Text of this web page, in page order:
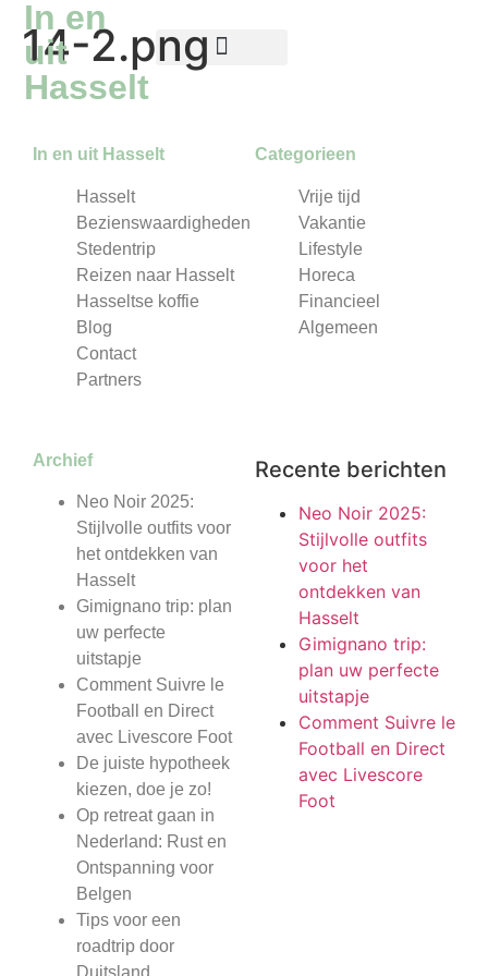
In en
uit
Hasselt
14-2.png
In en uit Hasselt
Hasselt
Bezienswaardigheden
Stedentrip
Reizen naar Hasselt
Hasseltse koffie
Blog
Contact
Partners
Categorieen
Vrije tijd
Vakantie
Lifestyle
Horeca
Financieel
Algemeen
Archief
Neo Noir 2025:
Stijlvolle outfits voor
het ontdekken van
Hasselt
Gimignano trip: plan
uw perfecte
uitstapje
Comment Suivre le
Football en Direct
avec Livescore Foot
De juiste hypotheek
kiezen, doe je zo!
Op retreat gaan in
Nederland: Rust en
Ontspanning voor
Belgen
Tips voor een
roadtrip door
Recente berichten
Neo Noir 2025:
Stijlvolle outfits
voor het
ontdekken van
Hasselt
Gimignano trip:
plan uw perfecte
uitstapje
Comment Suivre le
Football en Direct
avec Livescore
Foot